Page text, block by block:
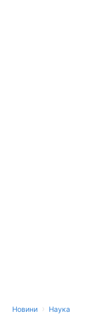
Новини › Наука